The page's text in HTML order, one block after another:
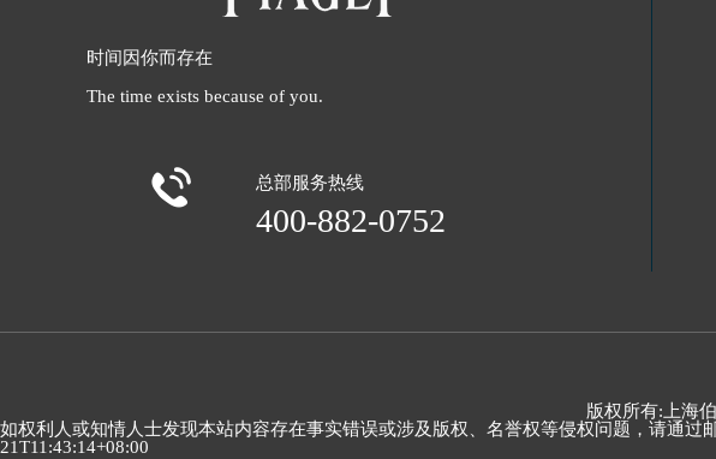
时间因你而存在
The time exists because of you.
 总部服务热线
400-882-0752
版权所有:上海
如权利人或知情人士发现本站内容存在事实错误或涉及版权、名誉权等侵权问题，请通
21T11:43:14+08:00